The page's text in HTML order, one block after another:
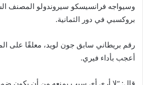
وسيواجه فرانسيسكو سيروندولو المصنف
بروكسبي في دور الثمانية.
رقم بريطاني سابق جون لويد، معلقًا على
أعجب بأداء فيري.
قال: “لا أرى أي سبب يمنعه من أن يكون ضمن